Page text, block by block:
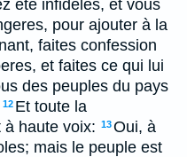
ete infideles, et vous
pour ajouter à la
faites confession
et faites ce qui lui
des peuples du pays
12 Et toute la
haute voix: 13Oui, à
mais le peuple est